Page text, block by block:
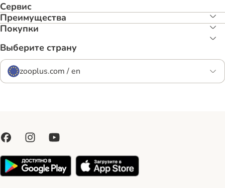
Сервис
Преимуществa
Покупки
Выберите страну
zooplus.com / en